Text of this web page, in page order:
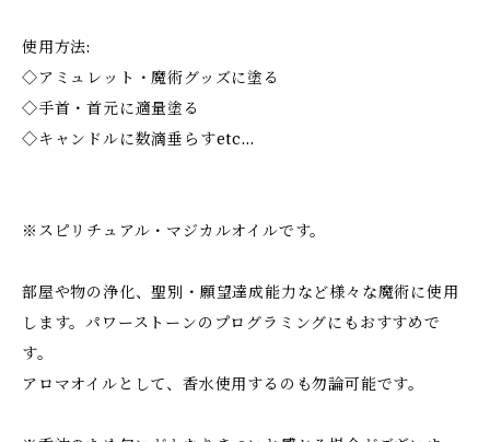
使用方法:
◇アミュレット・魔術グッズに塗る
◇手首・首元に適量塗る
◇キャンドルに数滴垂らすetc…
※スピリチュアル・マジカルオイルです。
部屋や物の浄化、聖別・願望達成能力など様々な魔術に使用
します。パワーストーンのプログラミングにもおすすめで
す。
アロマオイルとして、香水使用するのも勿論可能です。